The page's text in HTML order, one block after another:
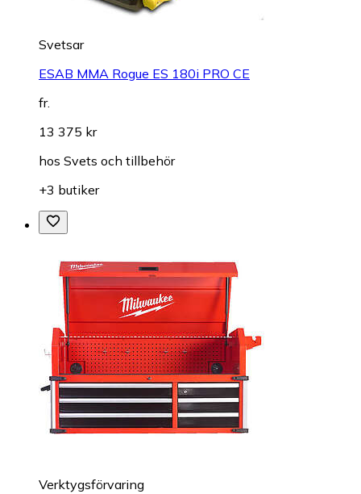
Svetsar
ESAB MMA Rogue ES 180i PRO CE
fr.
13 375 kr
hos Svets och tillbehör
+3 butiker
Verktygsförvaring